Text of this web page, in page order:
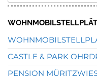
CASTLE & PARK
PENSION